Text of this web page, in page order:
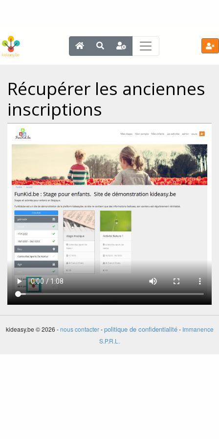
Récupérer les anciennes
inscriptions
kideasy.be © 2026 -nous contacter-politique de confidentialité- Immanence
S.P.R.L.